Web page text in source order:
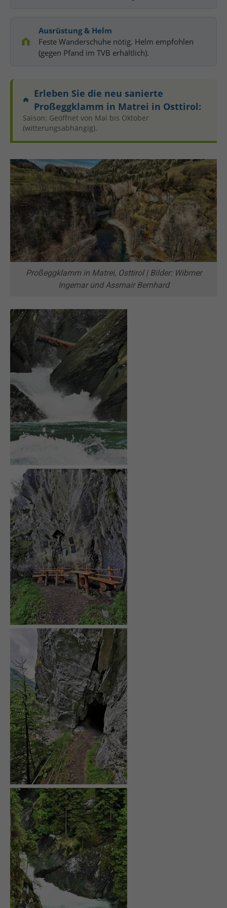
Ausrüstung & Helm
Feste Wanderschuhe nötig. Helm empfohlen
(gegen Pfand im TVB erhältlich).
Erleben Sie die neu sanierte
Proßeggklamm in Matrei in Osttirol:
Saison: Geöffnet von Mai bis Oktober
(witterungsabhängig).
Proßeggklamm in Matrei, Osttirol | Bilder: Wibmer
Ingemar und Assmair Bernhard